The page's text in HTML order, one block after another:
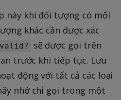
này khi đối tượng có mối
khác cần được xác
sẽ được gọi trên
trước khi tiếp tục. Lưu
động với tất cả các loại
nhớ chỉ gọi trong một